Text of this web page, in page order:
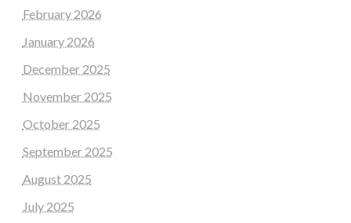
February 2026
January 2026
December 2025
November 2025
October 2025
September 2025
August 2025
July 2025